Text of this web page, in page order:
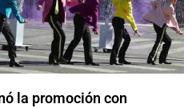
la promoción con